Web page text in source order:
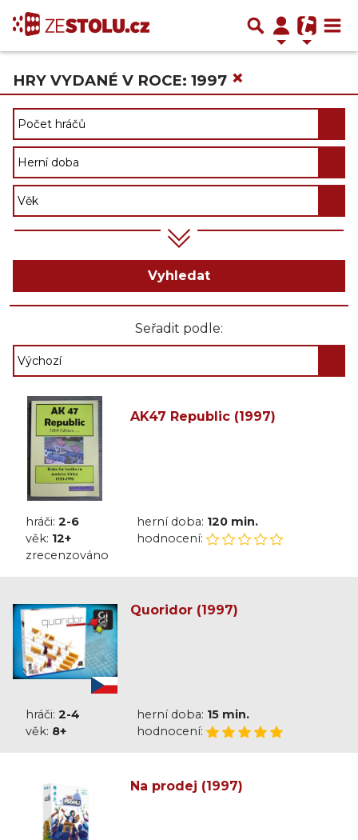
HRY VYDANÉ V ROCE: 1997 ×
Vyhledat
Seřadit podle:
AK47 Republic (1997)
hráči: 2-6 herní doba: 120 min.
věk: 12+
hodnocení:
zrecenzováno
Quoridor (1997)
hráči: 2-4 herní doba: 15 min.
věk: 8+ hodnocení:
Na prodej (1997)